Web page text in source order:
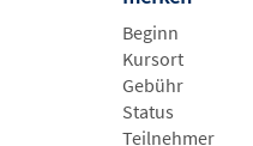
Beginn
Kursort
Gebühr
Status
Teilnehmer